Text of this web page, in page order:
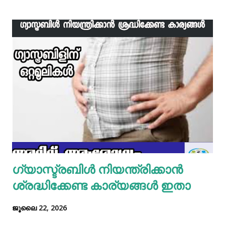
ഇഞ്ചി വെളുത്തുള്ളി, സവാള എന്നിവ ചേർത്ത് വഴറ്റാം.
ഇതിൽ പൊടികളെല്ലാം ചേർത്ത് ചൂടാക്കിയശേഷം വേവിച്ച്
മാറ്റിവച്ച ചിക്കൻ ചേർത്ത് ഒന്ന് ഇളകിയെടുക്കാം. ഇനി ഒരു
മിക്സിയുടെ ജാറിലേക്ക് മുട്ട, മൈദ, വെള്ളം പാകത്തിന് ഉപ്പ്
എന്നിവ ചേർത്ത് നന്നായിട്ട് അടിച്ചെടുക്കാം. ഇനി ഒരു പാനിൽ
മാവൊഴിച്ചു ദോശ ചുട്ടെടുക്കാം. ഇനി ഒരു പാത്രത്തിൽ മുട്ട
പൊട്ടിച്ച് ഒഴിക്കാം കൂടെത്തന്നെ പാൽ, കുരുമുളകുപൊടി, ഉപ്പ്,
മല്ലിയില എന്നിവ ചേർത്തൊരു മിക്സ്‌ തയാറാക്കാം. ഇനി
ഒരു പാനിൽ കുറച്ച് നെയ്യ് തടവിയ ശേഷം അതിൽ തയാ...
ഗ്യാസ്ട്രബിൾ നിയന്ത്രിക്കാൻ
ശ്രദ്ധിക്കേണ്ട കാര്യങ്ങൾ ഇതാ
ജൂലൈ 22, 2026